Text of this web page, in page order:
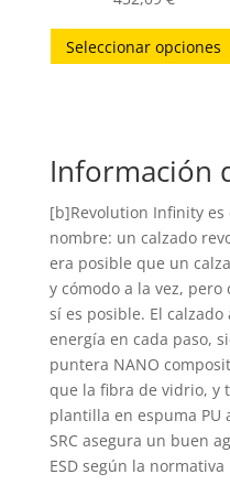
Seleccionar opciones
Información
[b]Revolution Infinity
nombre: un calzado
era posible que un
y cómodo a la vez, pero
sí es posible. El
energía en cada paso,
puntera NANO
que la fibra de vidrio, y
plantilla en espuma PU
SRC asegura un buen
ESD según la